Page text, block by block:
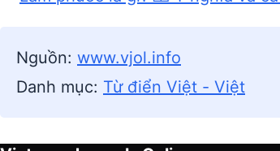
Nguồn: www.vjol.info
Danh mục: Từ điển Việt - Việt